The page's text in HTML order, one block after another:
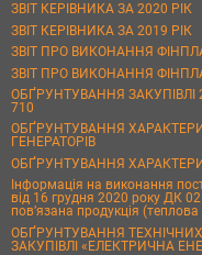
ЗВІТ КЕРІВНИКА ЗА 2020 РІК
ЗВІТ КЕРІВНИКА ЗА 2019 РІК
ЗВІТ ПРО ВИКОНАННЯ
ЗВІТ ПРО ВИКОНАННЯ
ОБҐРУНТУВАННЯ ЗАКУПІВЛІ
710
ОБҐРУНТУВАННЯ
ГЕНЕРАТОРІВ
ОБҐРУНТУВАННЯ
Інформація на виконання
від 16 грудня 2020 року ДК
пов’язана продукція (теплова
ОБҐРУНТУВАННЯ
ЗАКУПІВЛІ «ЕЛЕКТРИЧНА